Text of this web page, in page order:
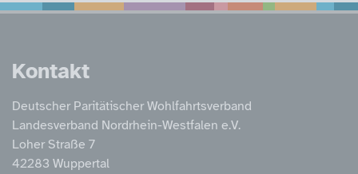
Service
Kontakt
Deutscher Paritätischer Wohlfahrtsverband
Landesverband Nordrhein-Westfalen e.V.
Loher Straße 7
42283 Wuppertal